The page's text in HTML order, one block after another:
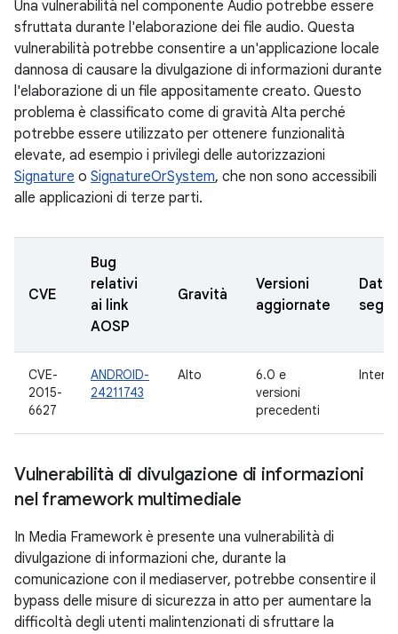
Una vulnerabilità nel componente Audio potrebbe essere
sfruttata durante l'elaborazione dei file audio. Questa
vulnerabilità potrebbe consentire a un'applicazione locale
dannosa di causare la divulgazione di informazioni durante
l'elaborazione di un file appositamente creato. Questo
problema è classificato come di gravità Alta perché
potrebbe essere utilizzato per ottenere funzionalità
elevate, ad esempio i privilegi delle autorizzazioni
Signature o SignatureOrSystem, che non sono accessibili
alle applicazioni di terze parti.
CVE
Bug
relativi
ai link
AOSP
Gravità
Versioni
aggiornate
Data
CVE-
2015-
6627
ANDROID-
24211743
Alto
6.0 e
versioni
precedenti
Vulnerabilità di divulgazione di informazioni
nel framework multimediale
In Media Framework è presente una vulnerabilità di
divulgazione di informazioni che, durante la
comunicazione con il mediaserver, potrebbe consentire il
bypass delle misure di sicurezza in atto per aumentare la
difficoltà degli utenti malintenzionati di sfruttare la